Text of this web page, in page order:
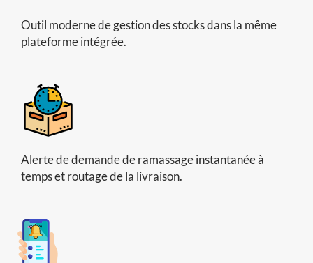
Outil moderne de gestion des stocks dans la même
plateforme intégrée.
Alerte de demande de ramassage instantanée à
temps et routage de la livraison.